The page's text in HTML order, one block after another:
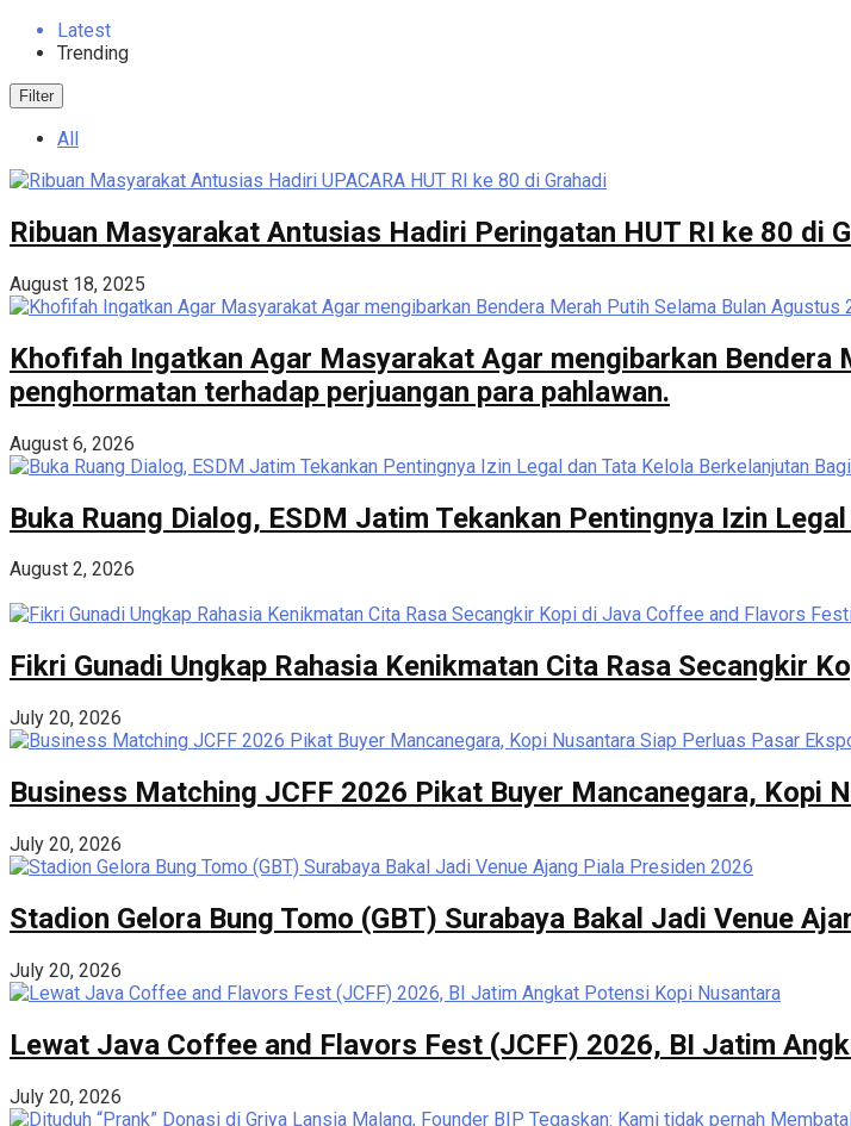
Latest
Trending
Filter
All
Ribuan Masyarakat Antusias Hadiri Peringatan HUT RI ke 80 di
August 18, 2025
Khofifah Ingatkan Agar Masyarakat Agar mengibarkan
penghormatan terhadap perjuangan para pahlawan.
August 6, 2026
Buka Ruang Dialog, ESDM Jatim Tekankan Pentingnya Izin
August 2, 2026
Fikri Gunadi Ungkap Rahasia Kenikmatan Cita Rasa Secangkir
July 20, 2026
Business Matching JCFF 2026 Pikat Buyer Mancanegara, Kopi
July 20, 2026
Stadion Gelora Bung Tomo (GBT) Surabaya Bakal Jadi Venue
July 20, 2026
Lewat Java Coffee and Flavors Fest (JCFF) 2026, BI Jatim
July 20, 2026